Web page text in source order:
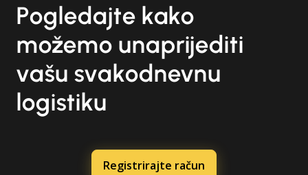
Pogledajte kako
možemo unaprijediti
vašu svakodnevnu
logistiku
Registrirajte račun